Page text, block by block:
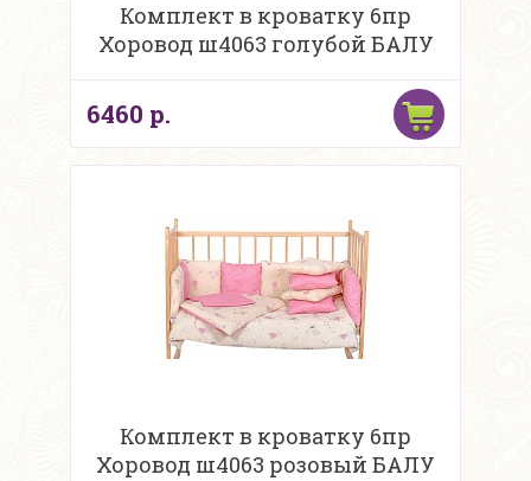
Комплект в кроватку 6пр
Хоровод ш4063 голубой БАЛУ
6460 р.
Комплект в кроватку 6пр
Хоровод ш4063 розовый БАЛУ